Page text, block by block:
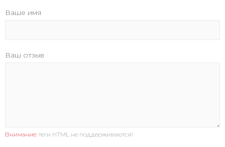
Ваше имя
Ваш отзыв
Внимание: теги HTML не поддерживаются!